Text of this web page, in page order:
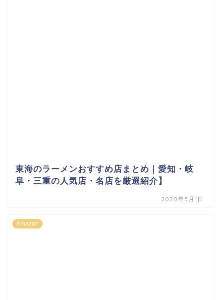
東海のラーメンおすすめ店まとめ｜愛知・岐
阜・三重の人気店・名店を厳選紹介】
2020年5月1日
Amazon